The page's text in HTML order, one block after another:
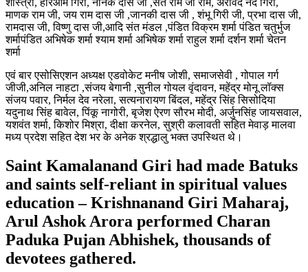
माणक राम जी, जय राम दास जी ,जानकी दास जी , शंभू गिरी जी, प्रभा दास जी,
रामदास जी, विष्णु दास जी,आदि संत मंडल ,पंडित विक्रम शर्मा पंडित चतुर्भुज
शर्मापंडित अभिषेक शर्मा श्याम शर्मा अभिषेक शर्मा राहुल शर्मा दर्शन शर्मा चेतन
शर्मा
एवं बार एसोसिएशन अध्यक्ष एडवोकेट मनीष जोशी, समाजसेवी , गोपाल गर्ग
जीजी,अनिल नाहटा ,संजय बेगानी ,सुनील गोयल वृंदावन, महेंद्र मोनू लॉक्स
संजय पवार, निर्मल देव नरेला, सत्यनारायण बिंदल, महेंद्र सिंह सिसोदिया
यदुनाथ सिंह बावेल, पिंकू नागोरी, बृजेश ऐरण सौरभ मोदी, अर्जुनसिंह जायसवाल,
यशवंत शर्मा, किशोर मिश्रा, दीक्षा करनेल, सुश्री कलावती सहित मेवाड़ मालवा
मध्य प्रदेश सहित देश भर के अनेक श्रद्धालु भक्त उपस्थित थे।
Saint Kamalanand Giri had made Batuks
and saints self-reliant in spiritual values
education – Krishnanand Giri Maharaj,
Arul Ashok Arora performed Charan
Paduka Pujan Abhishek, thousands of
devotees gathered.